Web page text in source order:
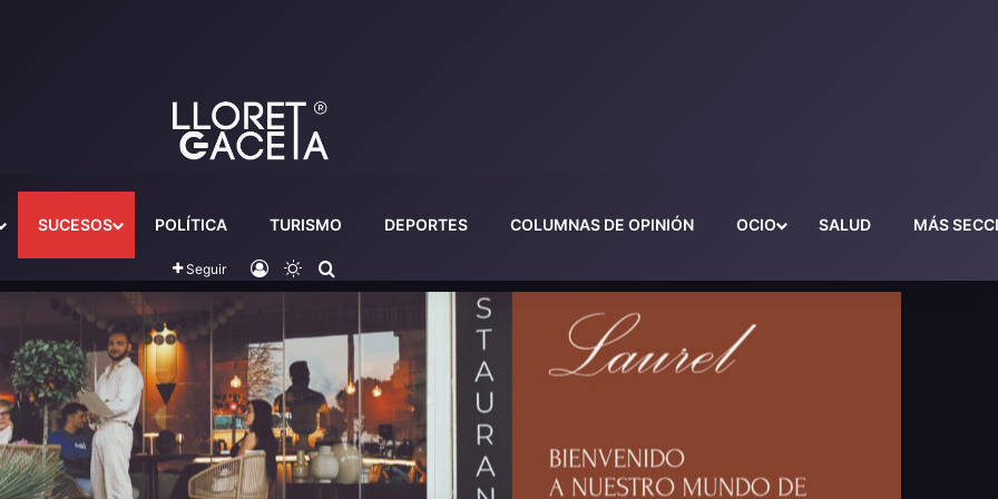
SUCESOS POLÍTICA TURISMO DEPORTES COLUMNAS DE OPINIÓN OCIO SALUD MÁS
Seguir Iniciar sesión
Switch skin